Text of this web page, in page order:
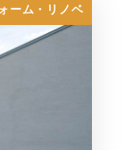
ーム・リノベ